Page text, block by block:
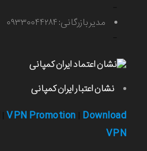
مدیر بازرگانی: ۰۹۳۳۰۰۴۴۲۸۴
نشان اعتبار ایران کمپانی
VPN Promotion Download
VPN